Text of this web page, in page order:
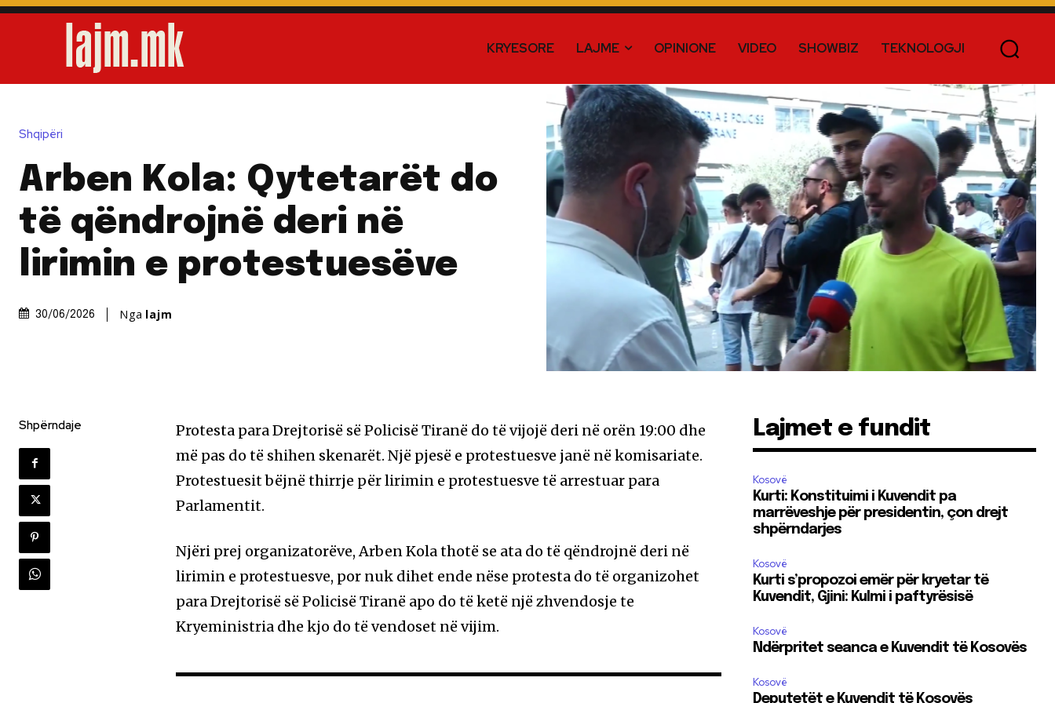
KRYESORE LAJME OPINIONE VIDEO SHOWBIZ TEKNOLOGJI
Shqipëri
Arben Kola: Qytetarët do
të qëndrojnë deri në
lirimin e protestuesëve
30/06/2026 Nga lajm
Shpërndaje
Protesta para Drejtorisë së Policisë Tiranë do të vijojë deri në orën 19:00 dhe
më pas do të shihen skenarët. Një pjesë e protestuesve janë në komisariate.
Protestuesit bëjnë thirrje për lirimin e protestuesve të arrestuar para
Parlamentit.
Njëri prej organizatorëve, Arben Kola thotë se ata do të qëndrojnë deri në
lirimin e protestuesve, por nuk dihet ende nëse protesta do të organizohet
para Drejtorisë së Policisë Tiranë apo do të ketë një zhvendosje te
Kryeministria dhe kjo do të vendoset në vijim.
Lajmet e fundit
Kosovë
Kurti: Konstituimi i Kuvendit pa
marrëveshje për presidentin, çon drejt
shpërndarjes
Kosovë
Kurti s’propozoi emër për kryetar të
Kuvendit, Gjini: Kulmi i paftyrësisë
Kosovë
Ndërpritet seanca e Kuvendit të Kosovës
Kosovë
Deputetët e Kuvendit të Kosovës